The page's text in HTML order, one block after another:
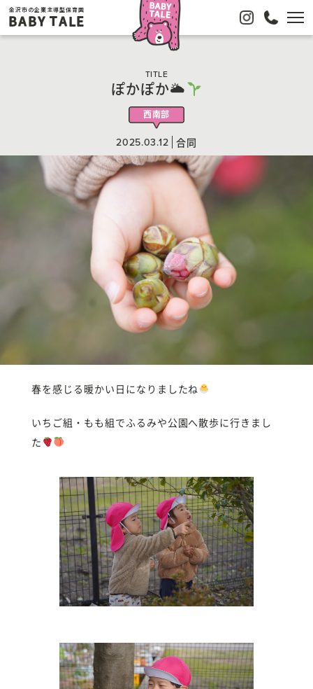
金沢市の企業主導型保育園
BABY TALE
TITLE
ぽかぽか🌥
西南部
2025.03.12 合同
春を感じる暖かい日になりましたね
いちご組・もも組でふるみや公園へ散歩に行きまし
た